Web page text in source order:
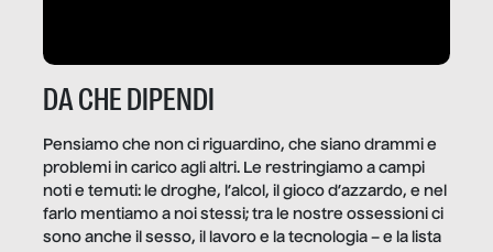
DA CHE DIPENDI
Pensiamo che non ci riguardino, che siano drammi e
problemi in carico agli altri. Le restringiamo a campi
noti e temuti: le droghe, l’alcol, il gioco d’azzardo, e nel
farlo mentiamo a noi stessi; tra le nostre ossessioni ci
sono anche il sesso, il lavoro e la tecnologia – e la lista